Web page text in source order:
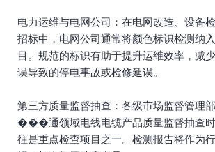
电力运维与电网公司：在电网改造、设备
招标中，电网公司通常将颜色标识检测纳
目。规范的标识有助于提升运维效率，减
误导致的停电事故或检修延误。
第三方质量监督抽查：各级市场监督管理
���通领域电线电缆产品质量监督抽查时
往是重点检查项目之一。检测报告将作为